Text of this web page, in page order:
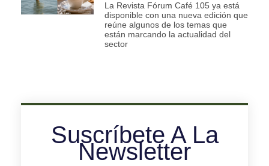
La Revista Fórum Café 105 ya está
disponible con una nueva edición que
reúne algunos de los temas que
están marcando la actualidad del
sector
Suscríbete A La
Newsletter